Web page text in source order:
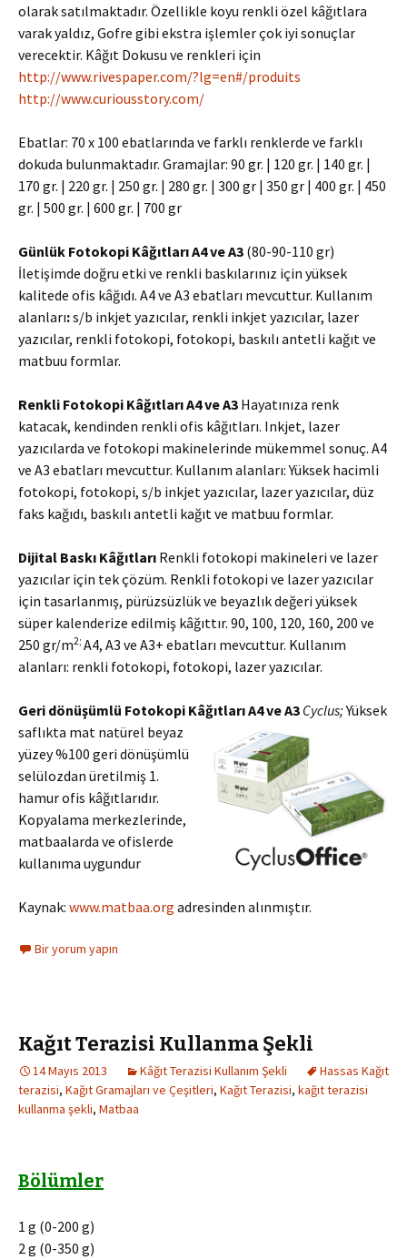
olarak satılmaktadır. Özellikle koyu renkli özel kâğıtlara
varak yaldız, Gofre gibi ekstra işlemler çok iyi sonuçlar
verecektir. Kâğıt Dokusu ve renkleri için
http://www.rivespaper.com/?lg=en#/produits
http://www.curiousstory.com/
Ebatlar: 70 x 100 ebatlarında ve farklı renklerde ve farklı
dokuda bulunmaktadır. Gramajlar: 90 gr. | 120 gr. | 140 gr. |
170 gr. | 220 gr. | 250 gr. | 280 gr. | 300 gr | 350 gr | 400 gr. | 450
gr. | 500 gr. | 600 gr. | 700 gr
Günlük Fotokopi Kâğıtları A4 ve A3 (80-90-110 gr)
İletişimde doğru etki ve renkli baskılarınız için yüksek
kalitede ofis kâğıdı. A4 ve A3 ebatları mevcuttur. Kullanım
alanları:s/b inkjet yazıcılar, renkli inkjet yazıcılar, lazer
yazıcılar, renkli fotokopi, fotokopi, baskılı antetli kağıt ve
matbuu formlar.
Renkli Fotokopi Kâğıtları A4 ve A3 Hayatınıza renk
katacak, kendinden renkli ofis kâğıtları. Inkjet, lazer
yazıcılarda ve fotokopi makinelerinde mükemmel sonuç. A4
ve A3 ebatları mevcuttur. Kullanım alanları: Yüksek hacimli
fotokopi, fotokopi, s/b inkjet yazıcılar, lazer yazıcılar, düz
faks kağıdı, baskılı antetli kağıt ve matbuu formlar.
Dijital Baskı Kâğıtları Renkli fotokopi makineleri ve lazer
yazıcılar için tek çözüm. Renkli fotokopi ve lazer yazıcılar
için tasarlanmış, pürüzsüzlük ve beyazlık değeri yüksek
süper kalenderize edilmiş kâğıttır. 90, 100, 120, 160, 200 ve
250 gr/m2; A4, A3 ve A3+ ebatları mevcuttur. Kullanım
alanları: renkli fotokopi, fotokopi, lazer yazıcılar.
Geri dönüşümlü Fotokopi Kâğıtları A4 ve A3 Cyclus;Yüksek
saflıkta mat natürel beyaz
yüzey %100 geri dönüşümlü
selülozdan üretilmiş 1.
hamur ofis kâğıtlarıdır.
Kopyalama merkezlerinde,
matbaalarda ve ofislerde
kullanıma uygundur
Kaynak: www.matbaa.org adresinden alınmıştır.
Bir yorum yapın
Kağıt Terazisi Kullanma Şekli
14 Mayıs 2013 Kâğıt Terazisi Kullanım Şekli
Hassas Kağıt
terazisi, Kağıt Gramajları ve Çeşitleri, Kağıt Terazisi, kağıt terazisi
kullanma şekli, Matbaa
Bölümler
1 g (0-200 g)
2 g (0-350 g)